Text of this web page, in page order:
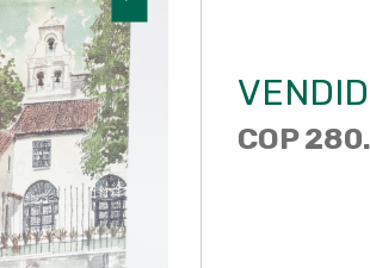
COP